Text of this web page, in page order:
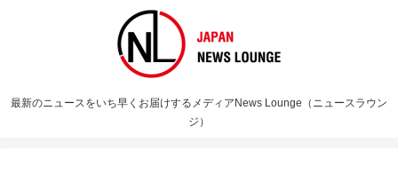
最新のニュースをいち早くお届けするメディアNews Lounge（ニュースラウン
ジ）